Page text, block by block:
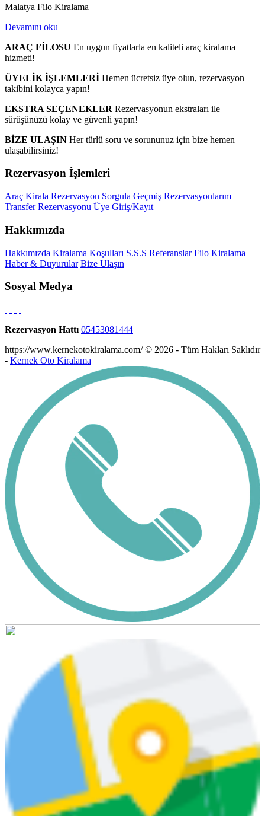
Malatya Filo Kiralama
Devamını oku
ARAÇ FİLOSU En uygun fiyatlarla en kaliteli araç kiralama
hizmeti!
ÜYELİK İŞLEMLERİ Hemen ücretsiz üye olun, rezervasyon
takibini kolayca yapın!
EKSTRA SEÇENEKLER Rezervasyonun ekstraları ile
sürüşünüzü kolay ve güvenli yapın!
BİZE ULAŞIN Her türlü soru ve sorununuz için bize hemen
ulaşabilirsiniz!
Rezervasyon İşlemleri
Araç Kirala Rezervasyon Sorgula Geçmiş Rezervasyonlarım
Transfer Rezervasyonu Üye Giriş/Kayıt
Hakkımızda
Hakkımızda Kiralama Koşulları S.S.S Referanslar Filo Kiralama
Haber & Duyurular Bize Ulaşın
Sosyal Medya
Rezervasyon Hattı 05453081444
https://www.kernekotokiralama.com/ © 2026 - Tüm Hakları Saklıdır
- Kernek Oto Kiralama